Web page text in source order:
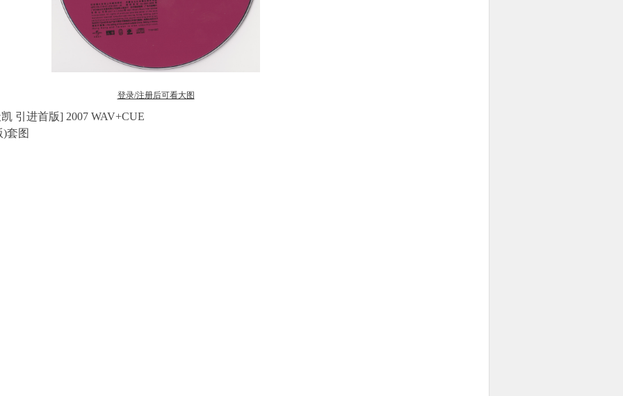
登录/注册后可看大图
引进首版] 2007 WAV+CUE
套图